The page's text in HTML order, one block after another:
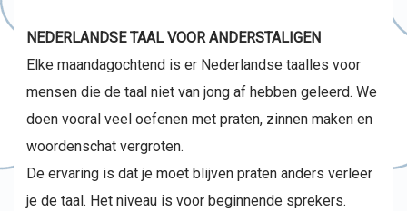
NEDERLANDSE TAAL VOOR ANDERSTALIGEN
Elke maandagochtend is er Nederlandse taalles voor
mensen die de taal niet van jong af hebben geleerd. We
doen vooral veel oefenen met praten, zinnen maken en
woordenschat vergroten.
De ervaring is dat je moet blijven praten anders verleer
je de taal. Het niveau is voor beginnende sprekers.